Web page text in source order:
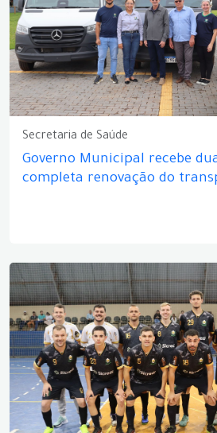
Secretaria de Saúde
Governo Municipal recebe
completa renovação do